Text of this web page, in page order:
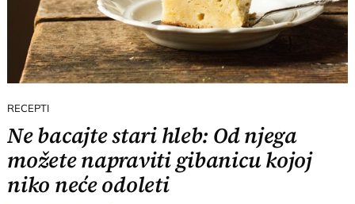
RECEPTI
Ne bacajte stari hleb: Od njega
možete napraviti gibanicu kojoj
niko neće odoleti